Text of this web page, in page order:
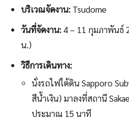
บริเวณจัดงาน: Tsudome
วันที่จัดงาน: 4 – 11 กุมภาพันธ์
น.)
วิธีการเดินทาง:
นั่งรถไฟใต้ดิน Sapporo
สีน้ำเงิน) มาลงที่สถานี
ประมาณ 15 นาที